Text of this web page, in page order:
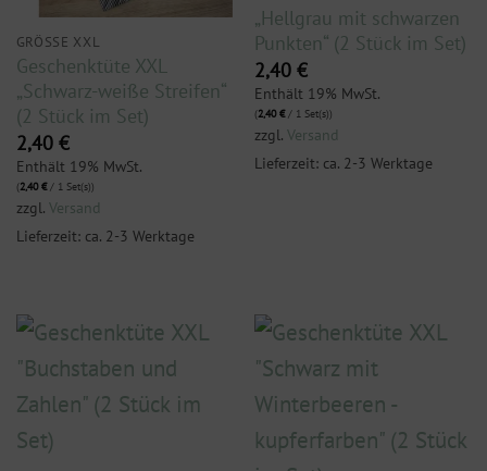
GRÖSSE XXL
Geschenktüte XXL
„Schwarz-weiße Streifen“
(2 Stück im Set)
2,40 €
Enthält 19% MwSt.
(2,40€/ 1 Set(s))
zzgl. Versand
Lieferzeit: ca. 2-3 Werktage
„Hellgrau mit schwarzen
Punkten“ (2 Stück im Set)
2,40 €
Enthält 19% MwSt.
(2,40€/ 1 Set(s))
zzgl. Versand
Lieferzeit: ca. 2-3 Werktage